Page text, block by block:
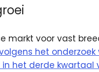
markt voor vast
het onderzoek
het derde kwartaal